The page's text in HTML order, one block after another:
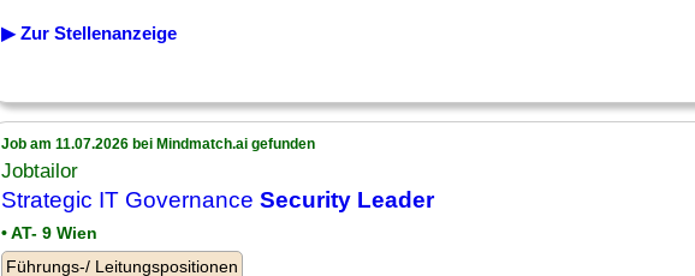
▶ Zur Stellenanzeige
Job am 11.07.2026 bei Mindmatch.ai gefunden
Jobtailor
Strategic IT Governance Security Leader
• AT- 9 Wien
Führungs-/ Leitungspositionen